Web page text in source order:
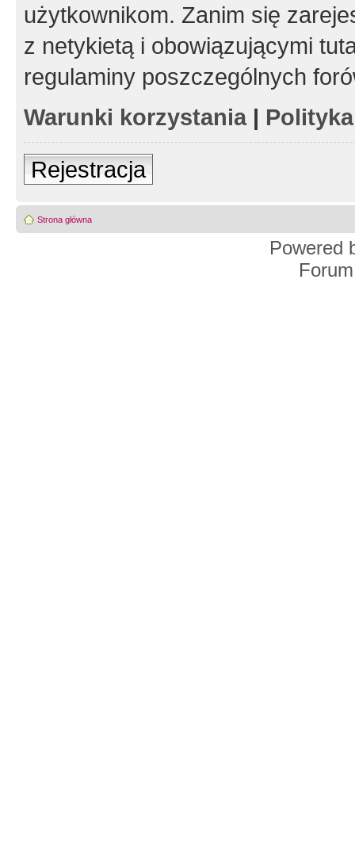
użytkownikom. Zanim się
z netykietą i obowiązującymi
regulaminy poszczególnych
Warunki korzystania|
Rejestracja
Strona główna
Powered